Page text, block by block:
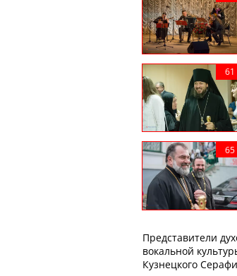
Представители
вокальной
Кузнецкого